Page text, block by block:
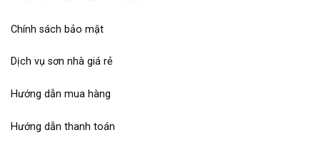
Chính sách bảo mật
Dịch vụ sơn nhà giá rẻ
Hướng dẫn mua hàng
Hướng dẫn thanh toán